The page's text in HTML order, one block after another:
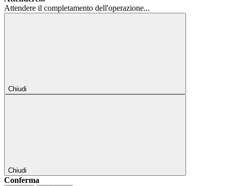
Attendere il completamento dell'operazione...
Chiudi
Chiudi
Conferma